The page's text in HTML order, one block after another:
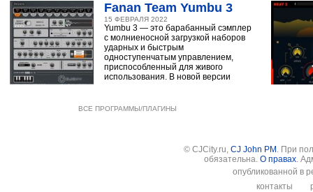
Fanan Team Yumbu 3
15 ФЕВРАЛЯ 2022
Yumbu 3 — это барабанный сэмплер
с молниеносной загрузкой наборов
ударных и быстрым
одноступенчатым управлением,
приспособленный для живого
использования. В новой версии
ВСЕ ПРОГРАММЫ/ПЛАГИНЫ
© CJCity.ru, CJ John PM . При
обязательна. О правах.
опубликованной в
контакты